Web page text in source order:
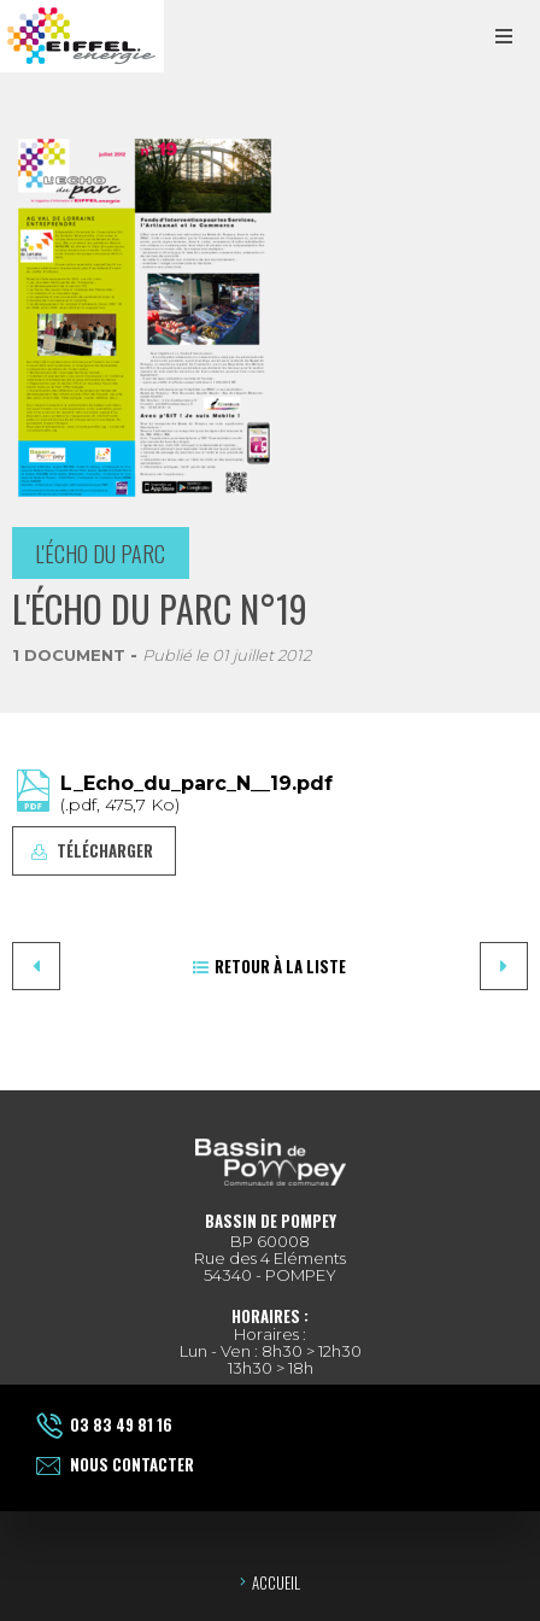
L'ÉCHO DU PARC
L'ÉCHO DU PARC N°19
1 DOCUMENT Publié le 01 juillet 2012
L_Echo_du_parc_N__19.pdf
(.pdf, 475,7 Ko)
TÉLÉCHARGER
RETOUR À LA LISTE
BASSIN DE POMPEY
BP 60008
Rue des 4 Eléments
54340 - POMPEY
HORAIRES :
Horaires :
Lun - Ven : 8h30 > 12h30
13h30 > 18h
03 83 49 81 16
NOUS CONTACTER
ACCUEIL